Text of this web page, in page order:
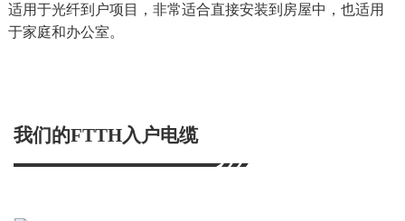
适用于光纤到户项目，非常适合直接安装到房屋中，也适用
于家庭和办公室。
我们的FTTH入户电缆